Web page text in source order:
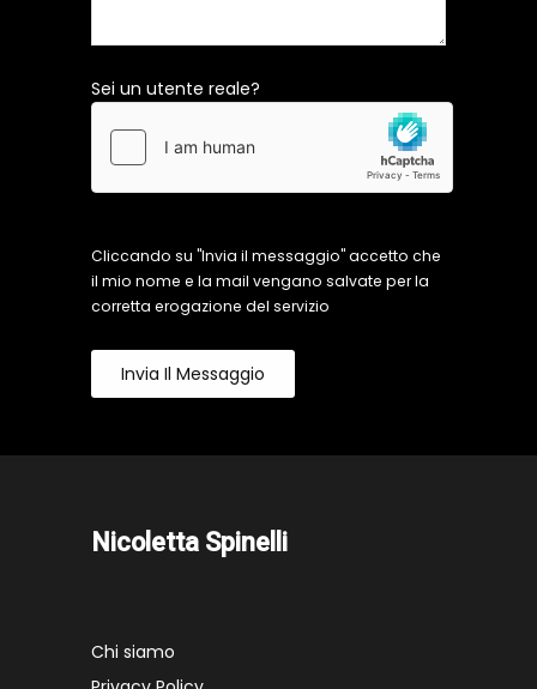
Sei un utente reale?
Cliccando su "Invia il messaggio" accetto che
il mio nome e la mail vengano salvate per la
corretta erogazione del servizio
Invia Il Messaggio
Nicoletta Spinelli
Chi siamo